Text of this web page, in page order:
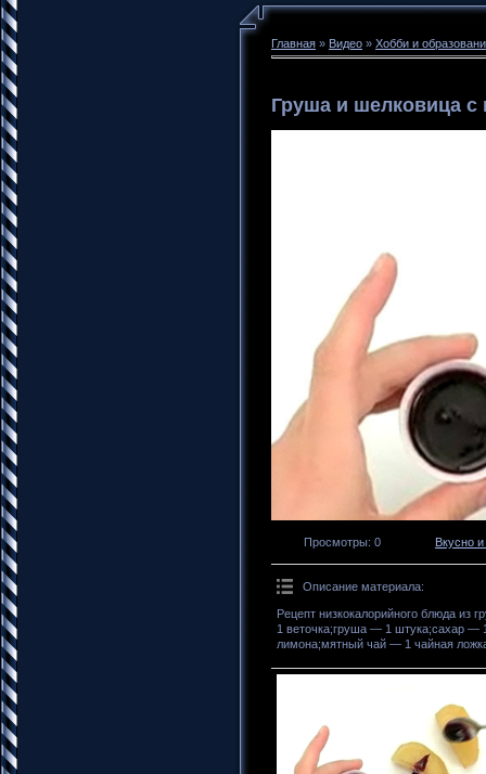
Главная » Видео » Хобби и
Груша и шелковица с
Просмотры: 0 Вкусно
Описание материала:
Рецепт низкокалорийного блюда из
1 веточка;груша — 1 штука;сахар —
лимона;мятный чай — 1 чайная